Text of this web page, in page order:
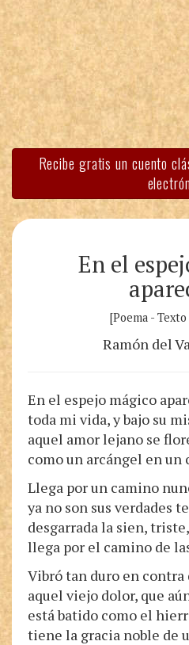
Recibe gratis un cuento
En el
[Poema -
Ramón del
En el espejo mágico
toda mi vida, y bajo su
aquel amor lejano se
como un arcángel en un
Llega por un camino
ya no son sus verdades
desgarrada la sien,
llega por el camino de
Vibró tan duro en contra
aquel viejo dolor, que
está batido como el
tiene la gracia noble de